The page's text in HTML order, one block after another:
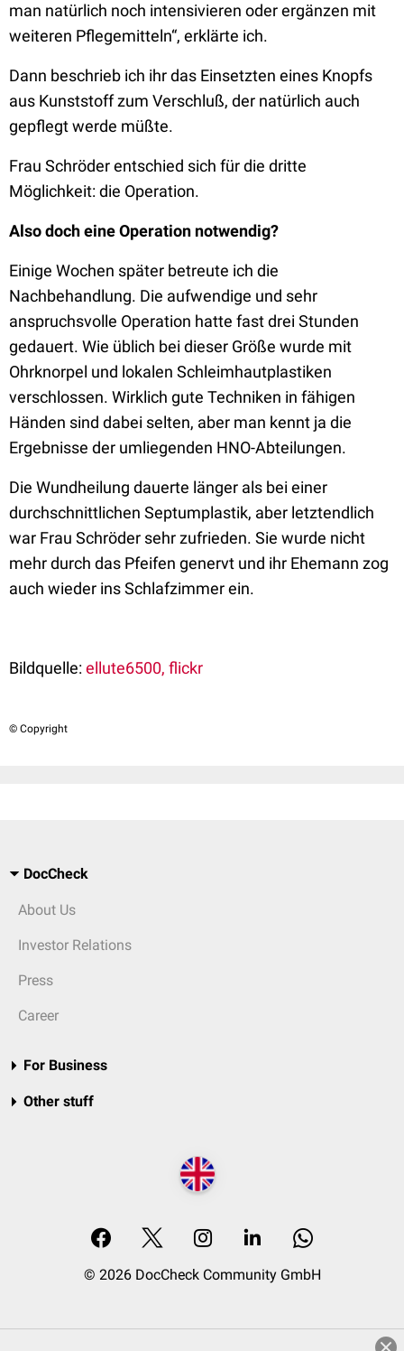
man natürlich noch intensivieren oder ergänzen mit
weiteren Pflegemitteln“, erklärte ich.
Dann beschrieb ich ihr das Einsetzten eines Knopfs
aus Kunststoff zum Verschluß, der natürlich auch
gepflegt werde müßte.
Frau Schröder entschied sich für die dritte
Möglichkeit: die Operation.
Also doch eine Operation notwendig?
Einige Wochen später betreute ich die
Nachbehandlung. Die aufwendige und sehr
anspruchsvolle Operation hatte fast drei Stunden
gedauert. Wie üblich bei dieser Größe wurde mit
Ohrknorpel und lokalen Schleimhautplastiken
verschlossen. Wirklich gute Techniken in fähigen
Händen sind dabei selten, aber man kennt ja die
Ergebnisse der umliegenden HNO-Abteilungen.
Die Wundheilung dauerte länger als bei einer
durchschnittlichen Septumplastik, aber letztendlich
war Frau Schröder sehr zufrieden. Sie wurde nicht
mehr durch das Pfeifen genervt und ihr Ehemann zog
auch wieder ins Schlafzimmer ein.
Bildquelle:ellute6500, flickr
© Copyright
DocCheck
About Us
Investor Relations
Press
Career
For Business
Other stuff
© 2026 DocCheck Community GmbH